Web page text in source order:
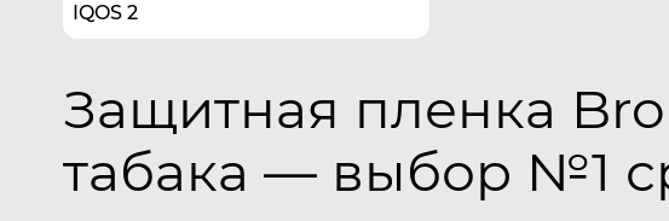
IQOS 2
Защитная пленка
табака — выбор №1